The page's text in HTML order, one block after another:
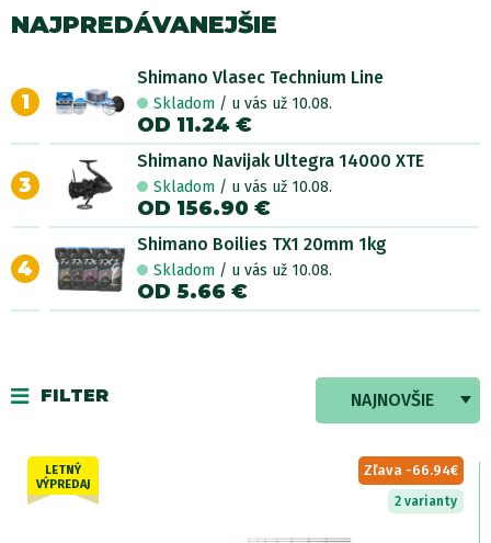
NAJPREDÁVANEJŠIE
1
Shimano Vlasec Technium Line
Skladom / u vás už 10.08.
OD 11.24 €
3
Shimano Navijak Ultegra 14000 XTE
Skladom / u vás už 10.08.
OD 156.90 €
4
Shimano Boilies TX1 20mm 1kg
Skladom / u vás už 10.08.
OD 5.66 €
NAJNOVŠIE
FILTER
LETNÝ
VÝPREDAJ
Zľava -66.94€
2 varianty